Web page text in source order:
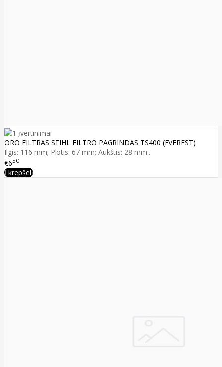
ORO FILTRAS STIHL FILTRO PAGRINDAS TS400 (EVEREST)
Ilgis: 116 mm; Plotis: 67 mm; Aukštis: 28 mm..
€650
Į krepšelį